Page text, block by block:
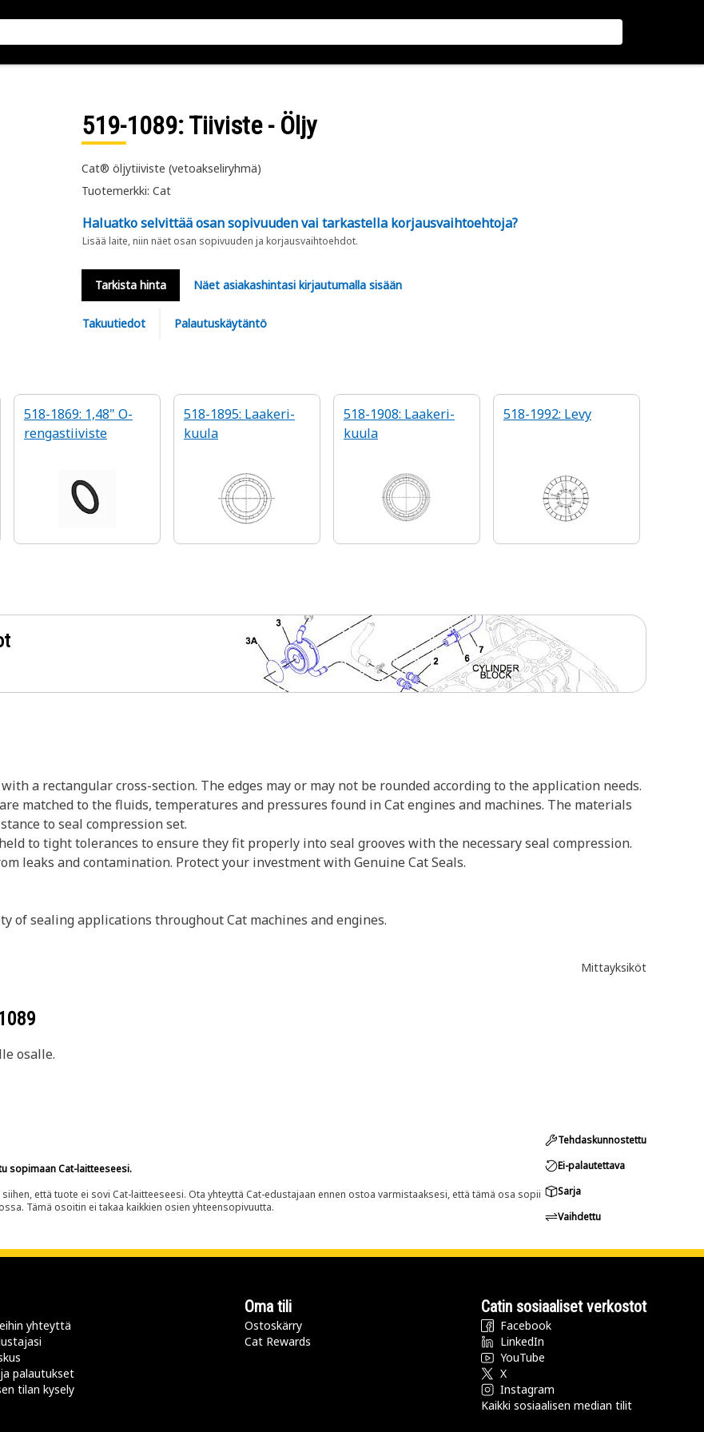
519-1089: Tiiviste - Öljy
Cat® öljytiiviste (vetoakseliryhmä)
Tuotemerkki: Cat
Haluatko selvittää osan sopivuuden vai tarkastella korjausvaihtoehtoja?
Lisää laite, niin näet osan sopivuuden ja korjausvaihtoehdot.
Tarkista hinta Näet asiakashintasi kirjautumalla sisään
Takuutiedot Palautuskäytäntö
518-1869: 1,48" O-
rengastiiviste
518-1895: Laakeri-
kuula
518-1908: Laakeri-
kuula
518-1992: Levy
a rectangular cross-section. The edges may or may not be rounded according to the application needs.
matched to the fluids, temperatures and pressures found in Cat engines and machines. The materials
to seal compression set.
to tight tolerances to ensure they fit properly into seal grooves with the necessary seal compression.
leaks and contamination. Protect your investment with Genuine Cat Seals.
of sealing applications throughout Cat machines and engines.
Mittayksiköt
osalle.
sopimaan Cat-laitteeseesi.
että tuote ei sovi Cat-laitteeseesi. Ota yhteyttä Cat-edustajaan ennen ostoa varmistaaksesi, että tämä osa sopii
Tämä osoitin ei takaa kaikkien osien yhteensopivuutta.
Tehdaskunnostettu
Ei-palautettava
Sarja
Vaihdettu
yhteyttä
palautukset
tilan kysely
Oma tili
Ostoskärry
Cat Rewards
Catin sosiaaliset verkostot
Facebook
LinkedIn
YouTube
X
Instagram
Kaikki sosiaalisen median tilit